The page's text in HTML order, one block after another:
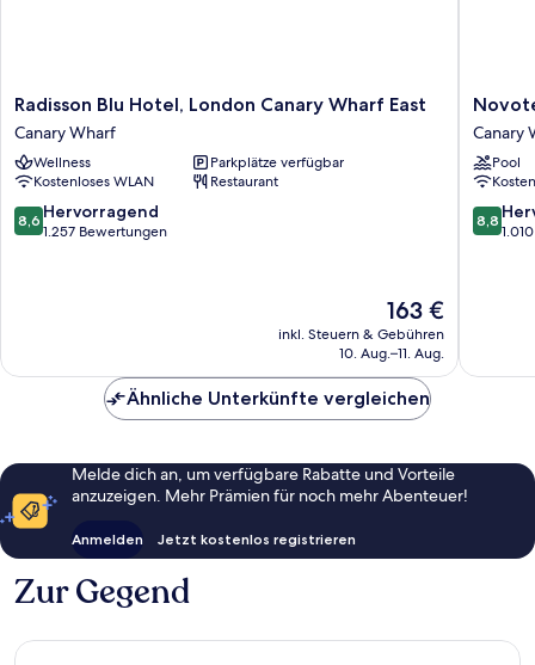
Radisson
Blu
Hotel,
London
Canary
Wharf
East
Radisson Blu Hotel, London Canary Wharf East
Canary Wharf
Wellness
Parkplätze verfügbar
Kostenloses WLAN
Restaurant
8.6
von
8,6 Hervorragend
1.257 Bewertungen
Der
Preis
beträgt
163 €
inkl. Steuern & Gebühren
10. Aug.–11. Aug.
Novotel
London
Canary
Wharf
Hotel
Canary
Wharf
Canary
Pool
8.8
von
8,8
Ähnliche Unterkünfte vergleichen
Melde dich an, um verfügbare Rabatte und Vorteile
anzuzeigen. Mehr Prämien für noch mehr Abenteuer!
Anmelden Jetzt kostenlos registrieren
Zur Gegend